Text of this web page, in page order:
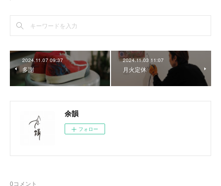
2024.11.07 09:37
多謝
2024.11.03 11:07
月火定休
余韻
フォロー
0コメント